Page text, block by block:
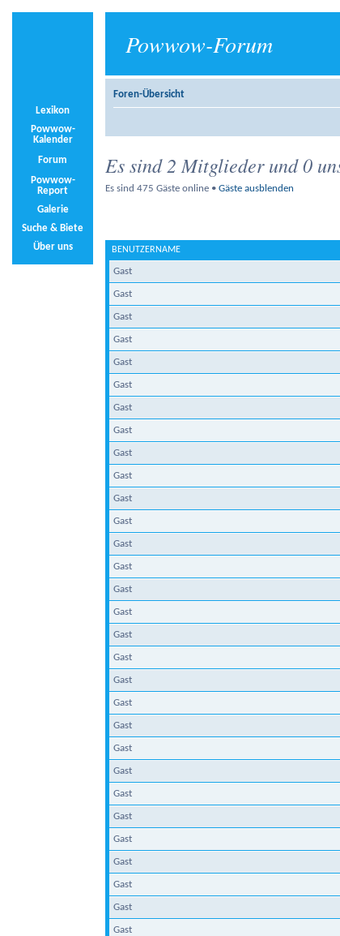
Powwow-Forum
Lexikon
Powwow-
Kalender
Forum
Powwow-
Report
Galerie
Suche & Biete
Über uns
Foren-Übersicht
Es sind 2 Mitglieder und 0
Es sind 475 Gäste online • Gäste ausblenden
BENUTZERNAME
Gast
Gast
Gast
Gast
Gast
Gast
Gast
Gast
Gast
Gast
Gast
Gast
Gast
Gast
Gast
Gast
Gast
Gast
Gast
Gast
Gast
Gast
Gast
Gast
Gast
Gast
Gast
Gast
Gast
Gast